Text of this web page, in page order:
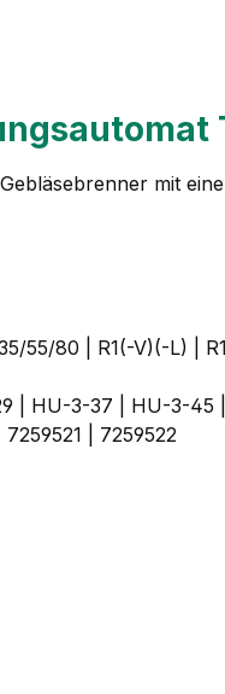
mit
55/80 | R1(-V)(-L)
| HU-3-37 | HU-3-
| 7259522